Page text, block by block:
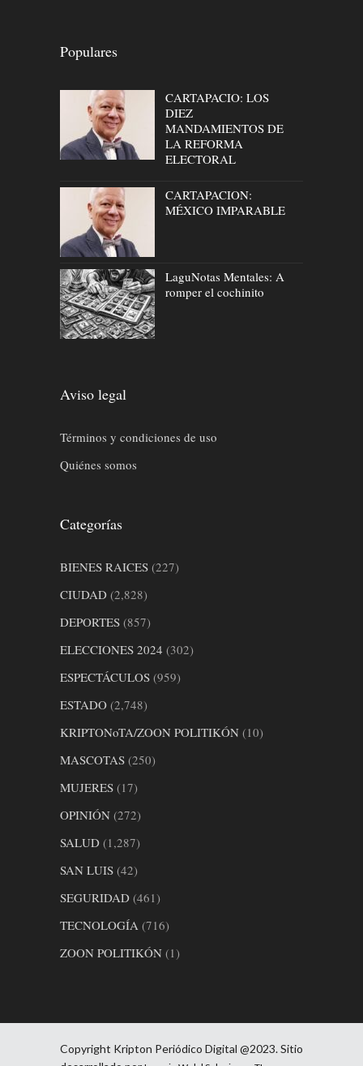
Populares
CARTAPACIO: LOS
DIEZ
MANDAMIENTOS DE
LA REFORMA
ELECTORAL
CARTAPACION:
MÉXICO IMPARABLE
LaguNotas Mentales: A
romper el cochinito
Aviso legal
Términos y condiciones de uso
Quiénes somos
Categorías
BIENES RAICES (227)
CIUDAD (2,828)
DEPORTES (857)
ELECCIONES 2024 (302)
ESPECTÁCULOS (959)
ESTADO (2,748)
KRIPTONoTA/ZOON POLITIKÓN (10)
MASCOTAS (250)
MUJERES (17)
OPINIÓN (272)
SALUD (1,287)
SAN LUIS (42)
SEGURIDAD (461)
TECNOLOGÍA (716)
ZOON POLITIKÓN (1)
Copyright Kripton Periódico Digital @2023. Sitio